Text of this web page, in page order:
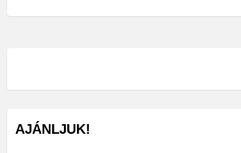
AJÁNLJUK!